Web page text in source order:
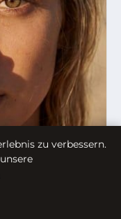
zu verbessern.